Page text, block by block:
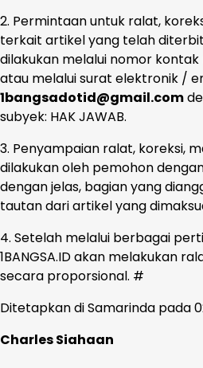
2. Permintaan untuk ralat,
terkait artikel yang telah
dilakukan melalui nomor kontak
atau melalui surat elektronik /
1bangsadotid@gmail.com
subyek: HAK JAWAB.
3. Penyampaian ralat, koreksi,
dilakukan oleh pemohon
dengan jelas, bagian yang
tautan dari artikel yang
4. Setelah melalui berbagai
1BANGSA.ID akan melakukan
secara proporsional. #
Ditetapkan di Samarinda pada
Charles Siahaan